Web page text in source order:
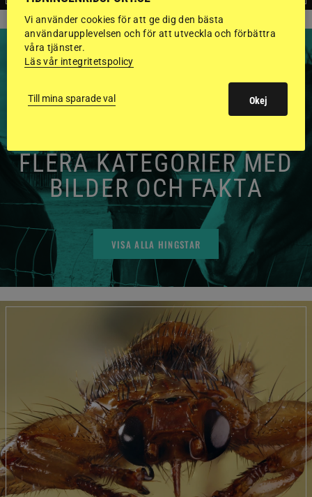
FLERA KATEGORIER MED
BILDER OCH FAKTA
VISA ALLA HINGSTAR
Vi använder cookies för att ge dig den bästa
användarupplevelsen och för att utveckla och förbättra
våra tjänster.
Läs vår integritetspolicy
Till mina sparade val Okej